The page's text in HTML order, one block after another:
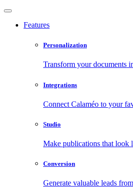
Features
Personalization
Transform your documents
Integrations
Connect Calaméo to your
Studio
Make publications that look
Conversion
Generate valuable leads